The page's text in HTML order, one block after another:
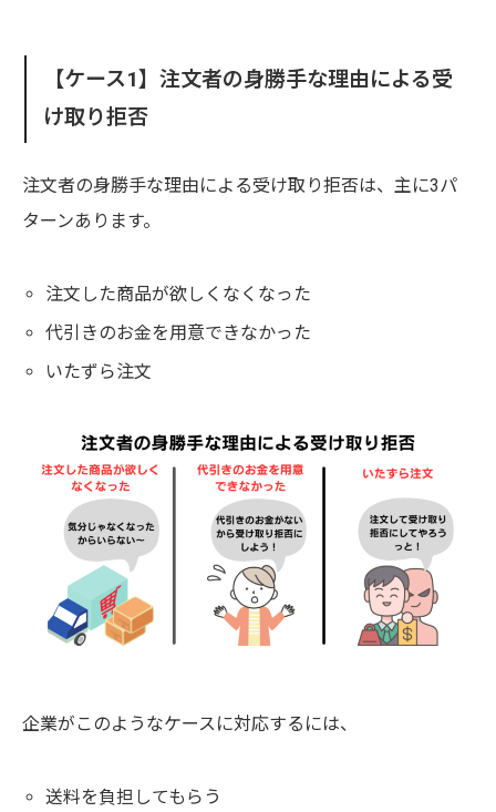
【ケース1】注文者の身勝手な理由による受
け取り拒否
注文者の身勝手な理由による受け取り拒否は、主に3パ
ターンあります。
注文した商品が欲しくなくなった
代引きのお金を用意できなかった
いたずら注文
企業がこのようなケースに対応するには、
送料を負担してもらう